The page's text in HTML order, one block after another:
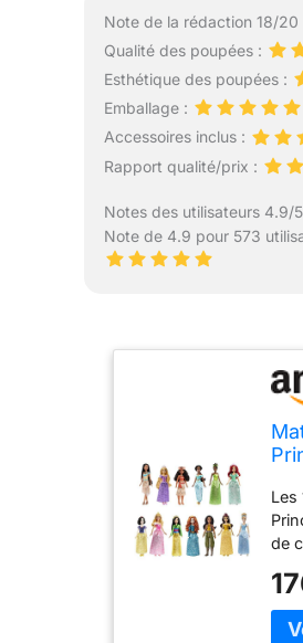
Note de la rédaction 18/20
Qualité des poupées :
Esthétique des poupées :
Emballage :
Accessoires inclus :
Rapport qualité/prix :
Notes des utilisateurs 4.9/5
Note de 4.9 pour 573
Les
de